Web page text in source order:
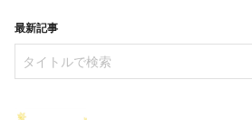
最新記事